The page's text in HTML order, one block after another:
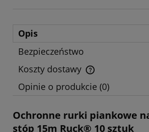
Opis
Bezpieczeństwo
Koszty dostawy
Cena nie zawiera ewentualnych kosztów
Opinie o produkcie (0)
Ochronne rurki piankowe
stóp 15m Ruck® 10 sztuk